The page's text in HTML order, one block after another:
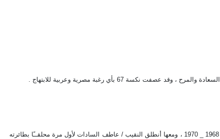
وعلى الفور بدأت تدريبات خاصة ومتتالية لكل طياري القوات الجوية المصرية ، وبدأت حرب الإستنزاف 1968 _ 1970 ، ومعها أنطلق النقيب / عاطف السادات لأول مرة محلقــًا بطائرته